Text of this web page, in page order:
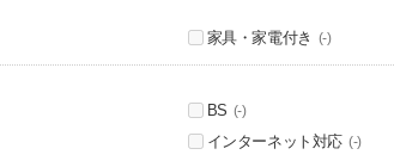
家具・家電付き (-)
BS (-)
インターネット対応 (-)